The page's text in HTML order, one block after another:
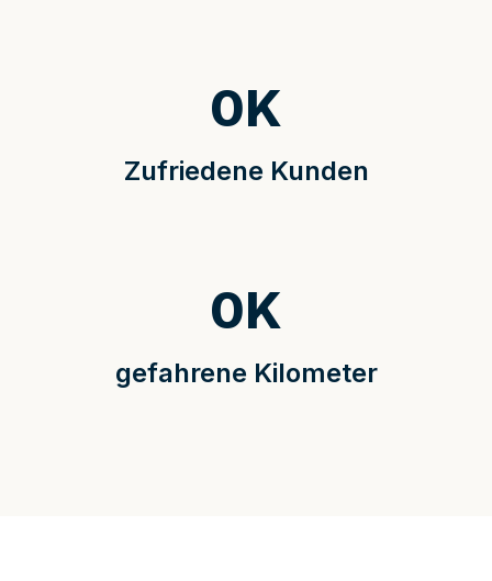
Zufriedene Kunden
0K
gefahrene Kilometer
0K